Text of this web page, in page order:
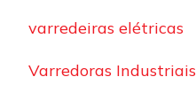
varredeiras elétricas
Varredoras Industriais